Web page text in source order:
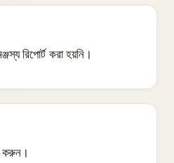
রিপোর্ট করা হয়নি।